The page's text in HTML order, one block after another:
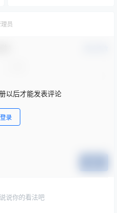
员
以后才能发表评论
登录
说你的看法吧